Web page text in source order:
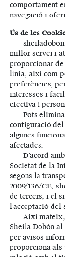
comportament
navegació i
Ús de les
millor servei i
proporcionar
línia, així com
preferències,
interessos i
efectiva i
Pots eliminar
configuració del
algunes
afectades.
D’acord amb
Societat de la
segons la
2009/136/CE,
de tercers, i el
l’acceptació del
Així mateix,
Sheila Dobón al
per avisos
proporciona als